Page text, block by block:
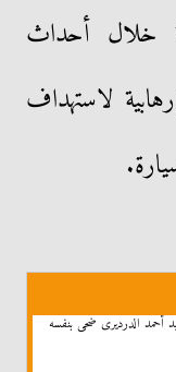
خلال أحداث
لاستهداف
قصة الشهيد أحمد الدرديرى ضحى بنفسه